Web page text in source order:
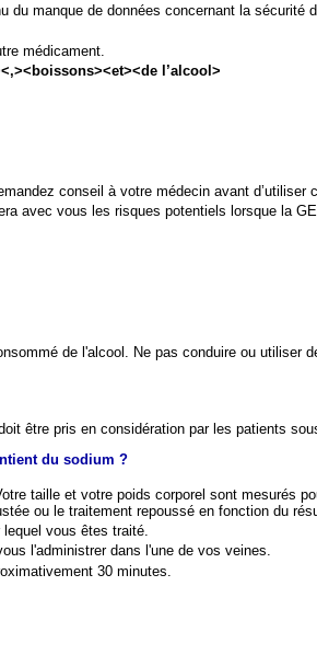
manque de données concernant la sécurité
médicament.
l’alcool>
conseil à votremédecin avant d’utiliser
avec vous les risques potentiels lorsque la
de l'alcool. Ne pas conduire ou utiliser
être pris en considération par les patients
du sodium ?
taille et votre poids corporel sont mesurés
ou le traitement repoussé en fonction du
vous êtes traité.
l'administrer dans l'une de vos veines.
30 minutes.